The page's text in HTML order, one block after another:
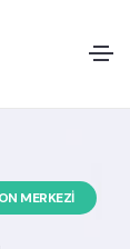
MERKEZI